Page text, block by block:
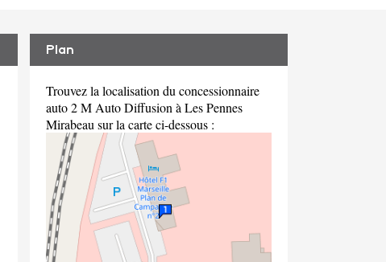
Plan
Trouvez la localisation du concessionnaire
auto 2 M Auto Diffusion à Les Pennes
Mirabeau sur la carte ci-dessous :